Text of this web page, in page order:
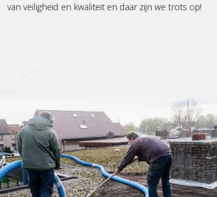
van veiligheid en kwaliteit en daar zijn we trots op!